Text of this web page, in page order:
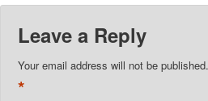
Leave a Reply
Your email address will not be published.
*